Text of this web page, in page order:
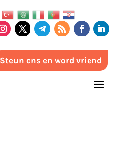
Steun ons en word vriend